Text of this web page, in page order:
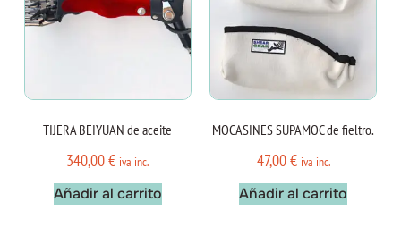
TIJERA BEIYUAN de aceite
340,00€ iva inc.
Añadir al carrito
MOCASINES SUPAMOC de fieltro.
47,00€ iva inc.
Añadir al carrito